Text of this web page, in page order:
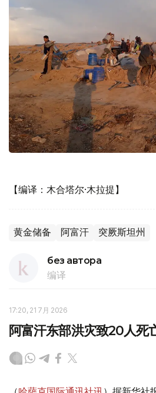
【编译：木合塔尔·木拉提】
黄金储备 阿富汗 突厥斯坦州
без автора
编译
17:20, 21 7月 2026
阿富汗东部洪灾致20人死